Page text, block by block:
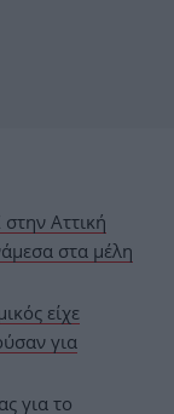
Αττική
στα μέλη
είχε
για
για το